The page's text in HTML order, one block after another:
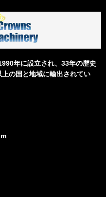
年に設立され、33年の歴史
の国と地域に輸出されてい